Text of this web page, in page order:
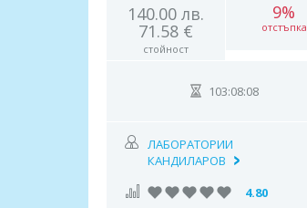
140.00 лв.
71.58 €
стойност
9%
отстъпка
103:08:07
ЛАБОРАТОРИИ
КАНДИЛАРОВ
4.80